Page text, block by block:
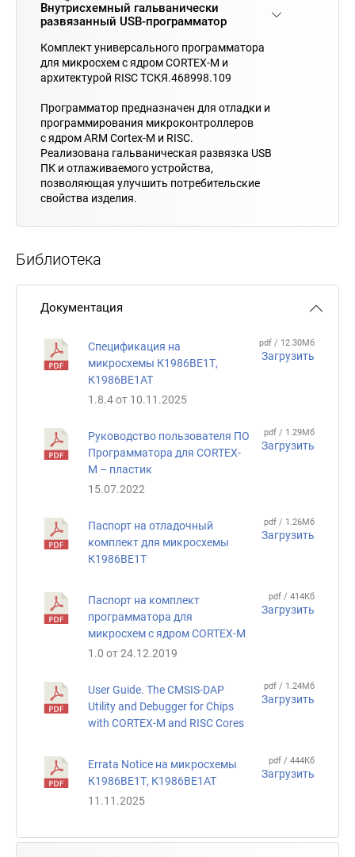
Внутрисхемный гальванически
развязанный USB-программатор
Комплект универсального программатора
для микросхем с ядром CORTEX-M и
архитектурой RISC ТСКЯ.468998.109
Программатор предназначен для отладки и
программирования микроконтроллеров
с ядром ARM Cortex-M и RISC.
Реализована гальваническая развязка USB
ПК и отлаживаемого устройства,
позволяющая улучшить потребительские
свойства изделия.
Библиотека
Документация
Спецификация на
микросхемы К1986ВЕ1Т,
К1986ВЕ1АТ
1.8.4 от 10.11.2025
pdf / 12.30Мб
Загрузить
Руководство пользователя ПО
Программатора для CORTEX-
M – пластик
15.07.2022
pdf / 1.29Мб
Загрузить
Паспорт на отладочный
комплект для микросхемы
К1986ВЕ1Т
pdf / 1.26Мб
Загрузить
Паспорт на комплект
программатора для
микросхем с ядром CORTEX-M
1.0 от 24.12.2019
pdf / 414Кб
Загрузить
User Guide. The CMSIS-DAP
Utility and Debugger for Chips
with CORTEX-M and RISC Cores
pdf / 1.24Мб
Загрузить
Errata Notice на микросхемы
К1986ВЕ1Т, К1986ВЕ1АТ
11.11.2025
pdf / 444Кб
Загрузить